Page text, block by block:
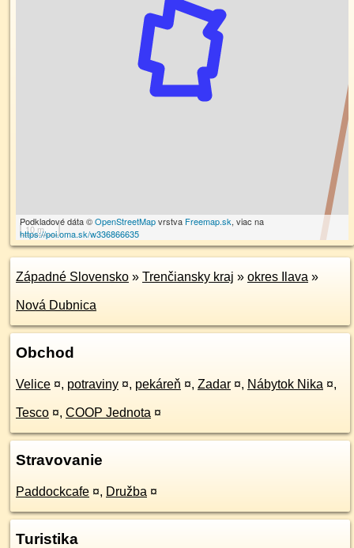
10 m
Podkladové dáta ©OpenStreetMapvrstva Freemap.sk, viac na
https://poi.oma.sk/w336866635
Západné Slovensko » Trenčiansky kraj » okres Ilava »
Nová Dubnica
Obchod
Velice ¤, potraviny ¤, pekáreň ¤, Zadar ¤, Nábytok Nika ¤,
Tesco ¤, COOP Jednota ¤
Stravovanie
Paddockcafe ¤, Družba ¤
Turistika